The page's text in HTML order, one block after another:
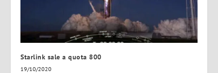
Starlink sale a quota 800
19/10/2020